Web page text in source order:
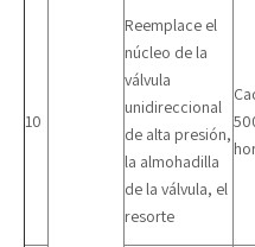
10
Reemplace el
núcleo de la
válvula
unidireccional
de alta presión,
la almohadilla
de la válvula, el
resorte